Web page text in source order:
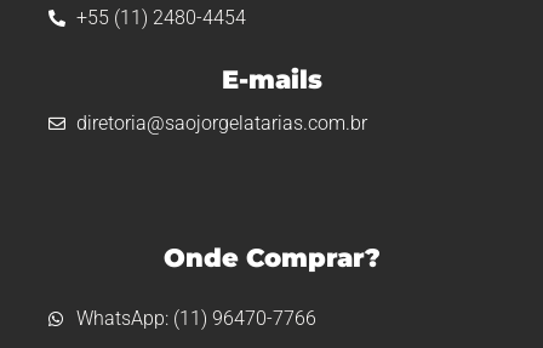
+55 (11) 2480-4454
E-mails
diretoria@saojorgelatarias.com.br
Onde Comprar?
WhatsApp: (11) 96470-7766